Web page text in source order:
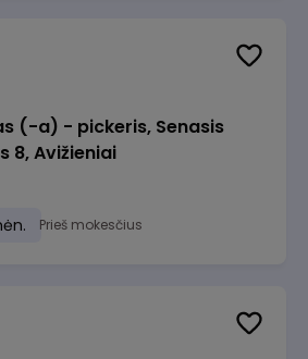
(-a) - pickeris, Senasis
8, Avižieniai
Prieš mokesčius